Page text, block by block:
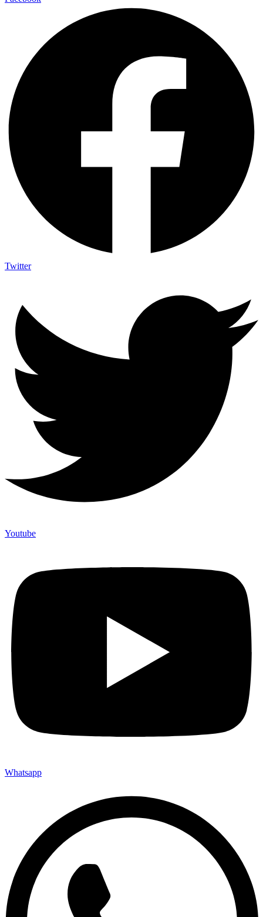
Twitter
Youtube
Whatsapp